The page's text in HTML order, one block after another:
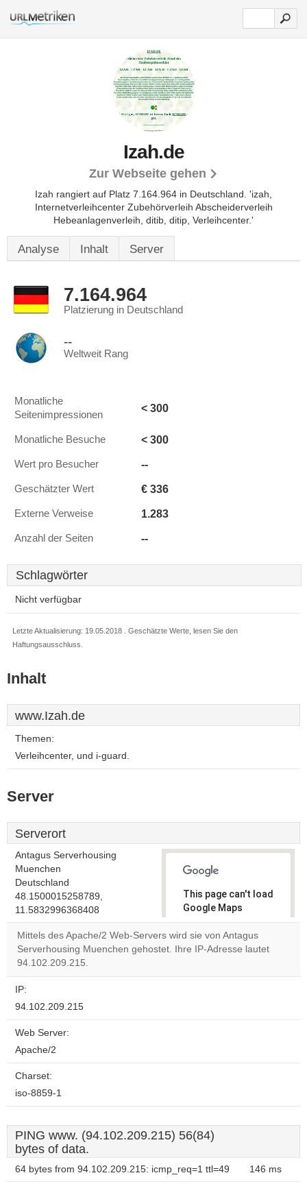
Izah.de
Zur Webseite gehen
Izah rangiert auf Platz 7.164.964 in Deutschland. 'izah,
Internetverleihcenter Zubehörverleih Abscheiderverleih
Hebeanlagenverleih, ditib, ditip, Verleihcenter.'
Analyse Inhalt Server
7.164.964
Platzierung in Deutschland
--
Weltweit Rang
Monatliche
Seitenimpressionen
< 300
Monatliche Besuche < 300
Wert pro Besucher --
Geschätzter Wert € 336
Externe Verweise 1.283
Anzahl der Seiten --
Schlagwörter
Nicht verfügbar
Letzte Aktualisierung: 19.05.2018 . Geschätzte Werte, lesen Sie den
Haftungsausschluss.
Inhalt
www.Izah.de
Themen:
Verleihcenter, und i-guard.
Server
Serverort
Antagus Serverhousing
Muenchen
Deutschland
48.1500015258789,
11.5832996368408
This page can't load
Google Maps
correctly.
Do you
Mittels des Apache/2 Web-Servers wird sie von Antagus
Serverhousing Muenchen gehostet. Ihre IP-Adresse lautet
94.102.209.215.
IP:
94.102.209.215
Web Server:
Apache/2
Charset:
iso-8859-1
PING www. (94.102.209.215) 56(84)
bytes of data.
64 bytes from 94.102.209.215: icmp_req=1 ttl=49 146 ms